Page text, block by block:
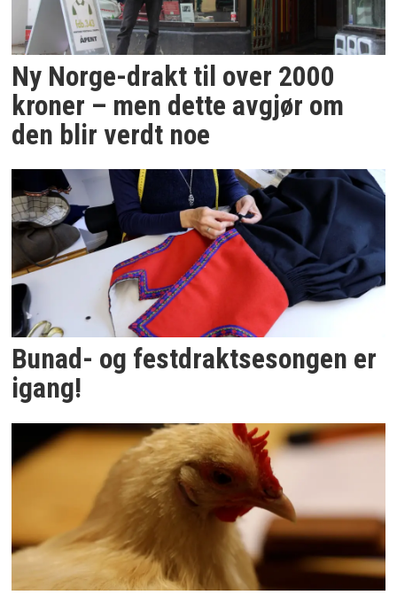
Ny Norge-drakt til over 2000
kroner – men dette avgjør om
den blir verdt noe
Bunad- og festdraktsesongen er
igang!